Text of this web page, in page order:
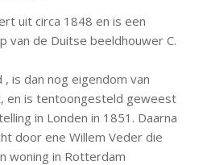
uit circa 1848 en is een
van de Duitse beeldhouwer C.
is dan nog eigendom van
en is tentoongesteld geweest
in Londen in 1851. Daarna
door ene Willem Veder die
woning in Rotterdam